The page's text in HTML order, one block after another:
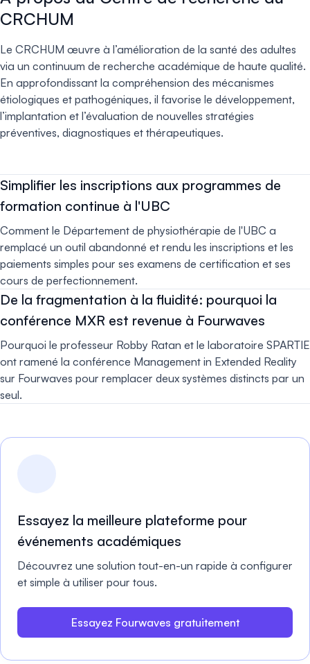
CRCHUM
Le CRCHUM œuvre à l’amélioration de la santé des adultes
via un continuum de recherche académique de haute qualité.
En approfondissant la compréhension des mécanismes
étiologiques et pathogéniques, il favorise le développement,
l’implantation et l’évaluation de nouvelles stratégies
préventives, diagnostiques et thérapeutiques.
Simplifier les inscriptions aux programmes de
formation continue à l'UBC
Comment le Département de physiothérapie de l'UBC a
remplacé un outil abandonné et rendu les inscriptions et les
paiements simples pour ses examens de certification et ses
cours de perfectionnement.
De la fragmentation à la fluidité: pourquoi la
conférence MXR est revenue à Fourwaves
Pourquoi le professeur Robby Ratan et le laboratoire SPARTIE
ont ramené la conférence Management in Extended Reality
sur Fourwaves pour remplacer deux systèmes distincts par un
seul.
Essayez la meilleure plateforme pour
événements académiques
Découvrez une solution tout-en-un rapide à configurer
et simple à utiliser pour tous.
Essayez Fourwaves gratuitement